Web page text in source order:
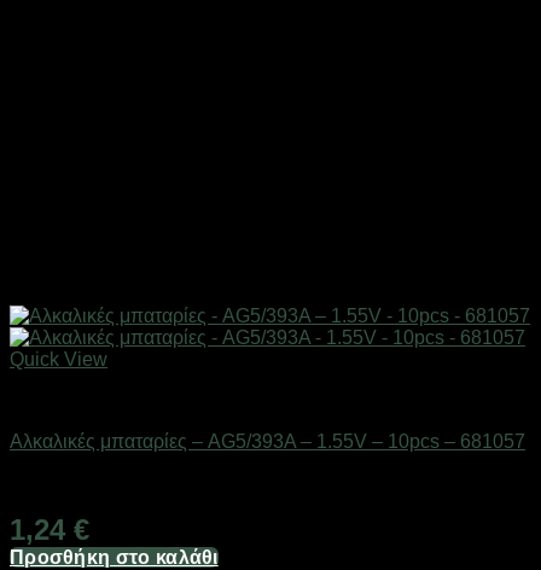
Quick View
Αλκαλικές μπαταρίες – AG5/393A – 1.55V – 10pcs – 681057
1,24 €
Προσθήκη στο καλάθι